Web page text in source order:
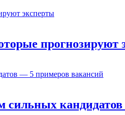
прогнозируют